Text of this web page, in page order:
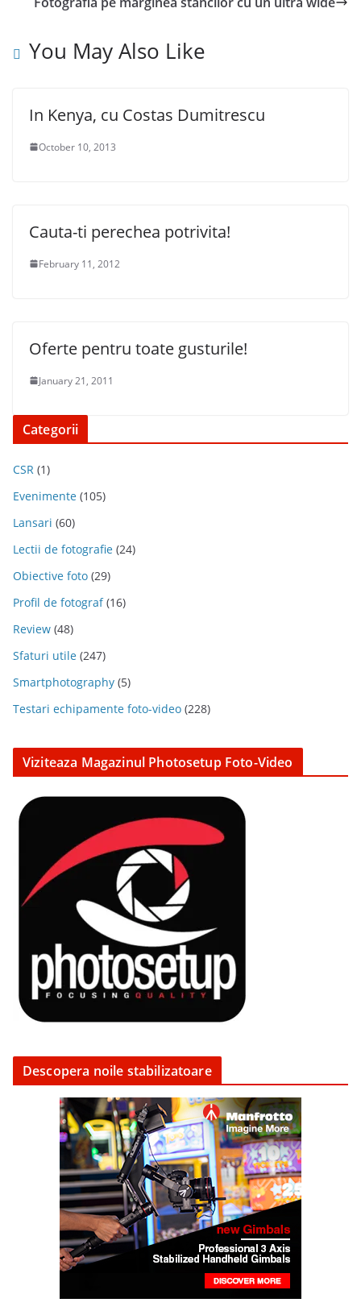
You May Also Like
In Kenya, cu Costas Dumitrescu
October 10, 2013
Cauta-ti perechea potrivita!
February 11, 2012
Oferte pentru toate gusturile!
January 21, 2011
Categorii
CSR (1)
Evenimente (105)
Lansari (60)
Lectii de fotografie (24)
Obiective foto (29)
Profil de fotograf(16)
Review (48)
Sfaturi utile (247)
Smartphotography (5)
Testari echipamente foto-video (228)
Viziteaza Magazinul Photosetup Foto-Video
Descopera noile stabilizatoare